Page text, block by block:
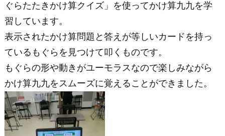
ぐらたたきかけ算クイズ」を使ってかけ算九九を学
習しています。
表示されたかけ算問題と答えが等しいカードを持っ
ているもぐらを見つけて叩くものです。
もぐらの形や動きがユーモラスなので楽しみながら
かけ算九九をスムーズに覚えることができました。